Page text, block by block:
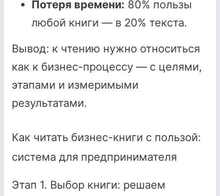
Потеря времени: 80% пользы
любой книги — в 20% текста.
Вывод: к чтению нужно относиться
как к бизнес-процессу — с целями,
этапами и измеримыми
результатами.
Как читать бизнес-книги с пользой:
система для предпринимателя
Этап 1. Выбор книги: решаем